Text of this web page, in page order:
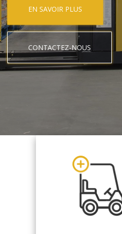
EN SAVOIR PLUS
CONTACTEZ-NOUS